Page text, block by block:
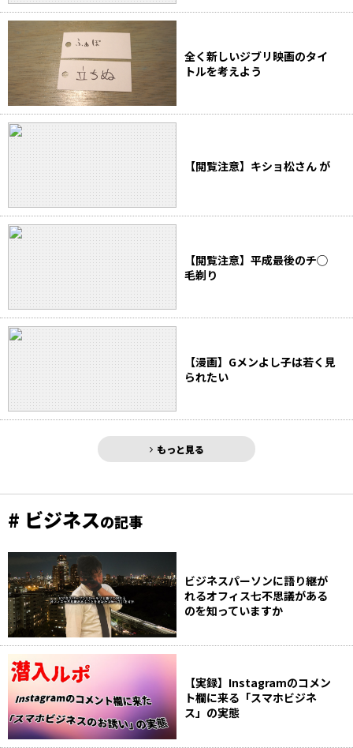
全く新しいジブリ映画のタイ
トルを考えよう
【閲覧注意】キショ松さん が
【閲覧注意】平成最後のチ◯
毛剃り
【漫画】Gメンよし子は若く見
られたい
もっと見る
# ビジネスの記事
ビジネスパーソンに語り継が
れるオフィス七不思議がある
のを知っていますか
【実録】Instagramのコメン
ト欄に来る「スマホビジネ
ス」の実態